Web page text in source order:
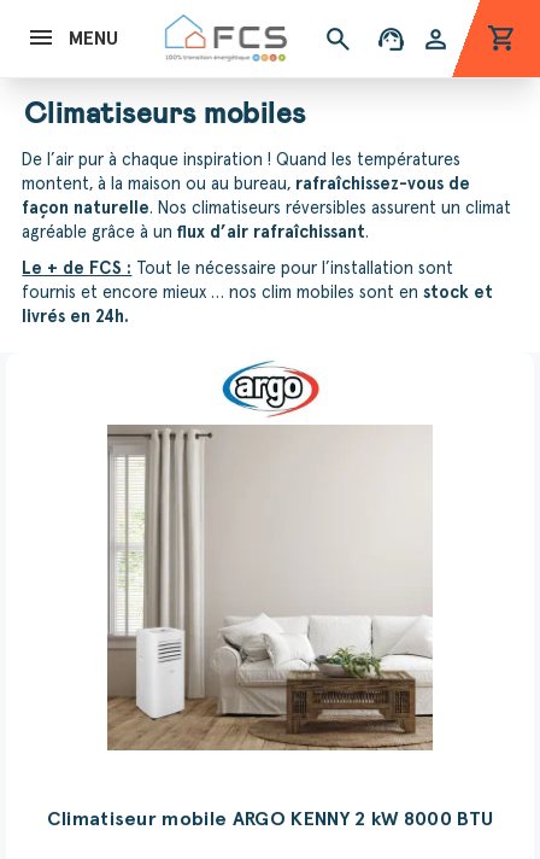
MENU search support_agent person shopping_cart
Climatiseurs mobiles
De l’air pur à chaque inspiration ! Quand les températures
montent, à la maison ou au bureau, rafraîchissez-vous de
façon naturelle. Nos climatiseurs réversibles assurent un climat
agréable grâce à unflux d’air rafraîchissant.
Le + de FCS :
Tout le nécessaire pour l’installation sont
fournis et encore mieux … nos clim mobiles sont enstock et
livrés en 24h.
Climatiseur mobile ARGO KENNY 2 kW 8000 BTU